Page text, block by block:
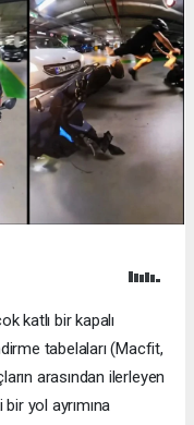
katlı bir kapalı
tabelaları (Macfit,
arasından ilerleyen
yol ayrımına